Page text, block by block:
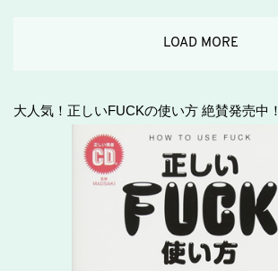
LOAD MORE
大人気！正しいFUCKの使い方 絶賛発売中！